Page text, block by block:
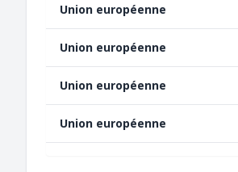
Union européenne
Union européenne
Union européenne
Union européenne